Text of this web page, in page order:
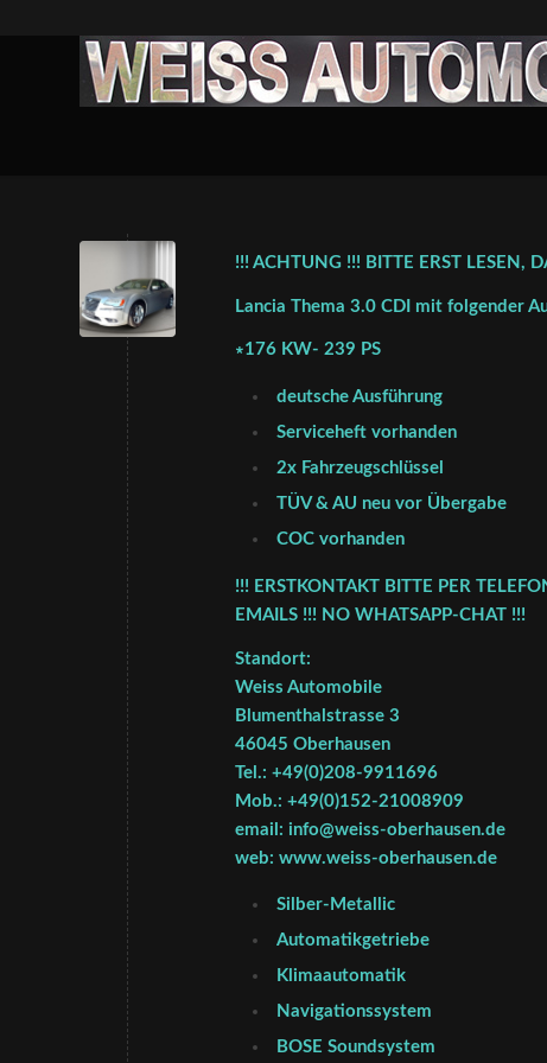
!!! ACHTUNG !!! BITTE ERST LESEN,
Lancia Thema 3.0 CDI mit folgender
∗176 KW- 239 PS
deutsche Ausführung
Serviceheft vorhanden
2x Fahrzeugschlüssel
TÜV & AU neu vor Übergabe
COC vorhanden
!!! ERSTKONTAKT BITTE PER
EMAILS !!! NO WHATSAPP-CHAT !!!
Standort:
Weiss Automobile
Blumenthalstrasse 3
46045 Oberhausen
Tel.: +49(0)208-9911696
Mob.: +49(0)152-21008909
email: info@weiss-oberhausen.de
web: www.weiss-oberhausen.de
Silber-Metallic
Automatikgetriebe
Klimaautomatik
Navigationssystem
BOSE Soundsystem